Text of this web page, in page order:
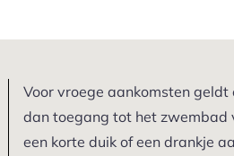
Voor vroege aankomsten
dan toegang tot het zwembad
een korte duik of een drankje